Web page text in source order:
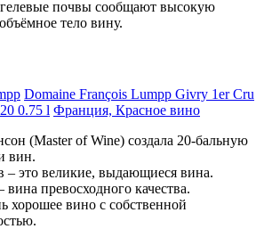
почвы сообщают высокую
тело вину.
Domaine François Lumpp Givry 1er Cru
0.75 l Франция, Красное вино
(Master of Wine) создала 20-бальную
вин.
– это великие, выдающиеся вина.
вина превосходного качества.
хорошее вино с собственной